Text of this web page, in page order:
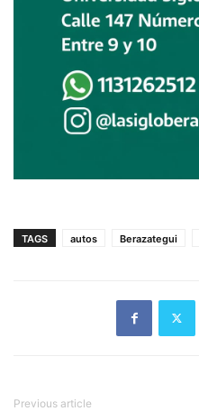
TAGS autos Berazategui
Previous article